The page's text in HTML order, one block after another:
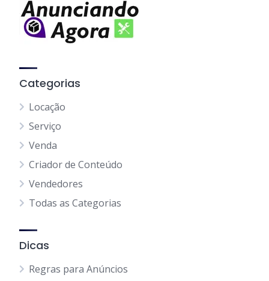
Categorias
Locação
Serviço
Venda
Criador de Conteúdo
Vendedores
Todas as Categorias
Dicas
Regras para Anúncios